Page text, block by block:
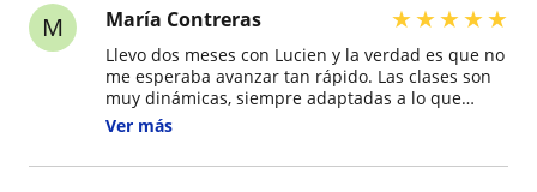
recursos adicionales para ir practicando. Lo
M María Contreras ★★★★★
Llevo dos meses con Lucien y la verdad es que no
me esperaba avanzar tan rápido. Las clases son
muy dinámicas, siempre adaptadas a lo que
necesito (en mi caso, francés para el trabajo). Lo
sino que trabajamos con clases prácticas.
Ver más